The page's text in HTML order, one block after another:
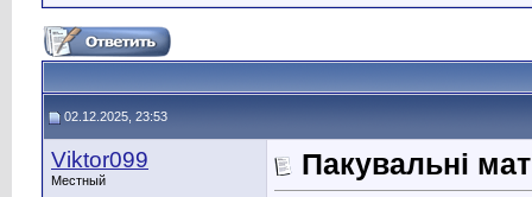
02.12.2025, 23:53
Viktor099
Местный
Пакувальні